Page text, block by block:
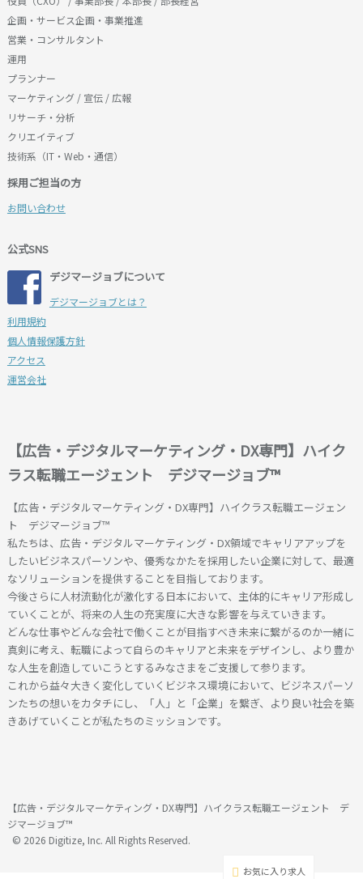
企画・サービス企画・事業推進
営業・コンサルタント
運用
プランナー
マーケティング / 宣伝 / 広報
リサーチ・分析
クリエイティブ
技術系（IT・Web・通信）
採用ご担当の方
お問い合わせ
公式SNS
デジマージョブについて
デジマージョブとは？
利用規約
個人情報保護方針
アクセス
運営会社
【広告・デジタルマーケティング・DX専門】ハイク
ラス転職エージェント デジマージョブ™
【広告・デジタルマーケティング・DX専門】ハイクラス転職エージェン
ト デジマージョブ™
私たちは、広告・デジタルマーケティング・DX領域でキャリアアップを
したいビジネスパーソンや、優秀なかたを採用したい企業に対して、最適
なソリューションを提供することを目指しております。
今後さらに人材流動化が激化する日本において、主体的にキャリア形成し
ていくことが、将来の人生の充実度に大きな影響を与えていきます。
どんな仕事やどんな会社で働くことが目指すべき未来に繋がるのか一緒に
真剣に考え、転職によって自らのキャリアと未来をデザインし、より豊か
な人生を創造していこうとするみなさまをご支援して参ります。
これから益々大きく変化していくビジネス環境において、ビジネスパーソ
ンたちの想いをカタチにし、「人」と「企業」を繋ぎ、より良い社会を築
きあげていくことが私たちのミッションです。
【広告・デジタルマーケティング・DX専門】ハイクラス転職エージェント デ
ジマージョブ™
© 2026 Digitize, Inc. All Rights Reserved.
お気に入り求人